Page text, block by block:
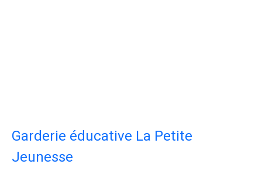
Garderie éducative La Petite
Jeunesse